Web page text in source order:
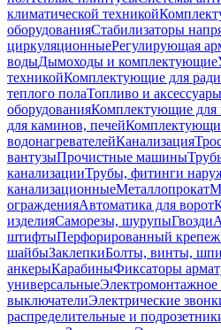
климатической техникой
оборудованияСтабилизаторы
циркуляционныеРегулирующая
водыДымоходы и комплектующие
техникойКомплектующие для
теплого полаТопливо и
оборудованияКомплектующие для
для каминов, печей
водонагревателейКанализация
вантузыПрочистные машины
канализацииТрубы, фитинги
канализационныеМеталлопрокат
огражденияАвтоматика для ворот
изделияСаморезы, шурупыГвозди
штифтыПерфорированный крепеж
шайбыЗаклепкиБолты, винты,
анкерыКарабиныФиксаторы
универсальныеЭлектромонтажное
выключателиЭлектрические
распределительные и